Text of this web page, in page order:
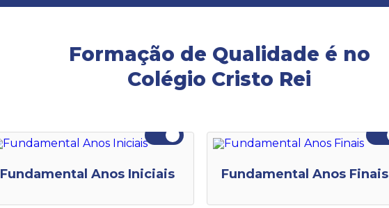
Formação de Qualidade é no
Colégio Cristo Rei
Fundamental Anos Iniciais Fundamental Anos Finais